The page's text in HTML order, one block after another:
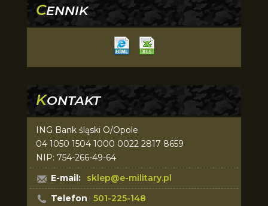
CENNIK
KONTAKT
ING Bank śląski O/Opole
04 1050 1504 1000 0022 2817 8659
NIP: 754-266-49-64
E-mail:
sklep@e-military.pl
Telefon
501-225-148